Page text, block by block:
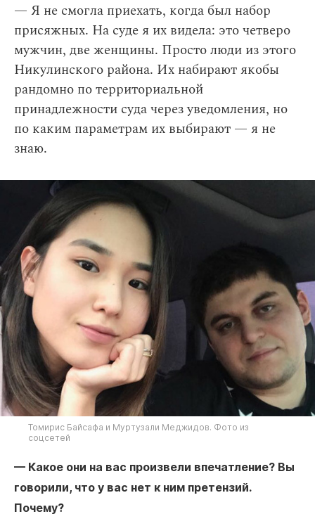
— Я не смогла приехать, когда был набор
присяжных. На суде я их видела: это четверо
мужчин, две женщины. Просто люди из этого
Никулинского района. Их набирают якобы
рандомно по территориальной
принадлежности суда через уведомления, но
по каким параметрам их выбирают — я не
знаю.
Томирис Байсафа и Муртузали Меджидов. Фото из
соцсетей
— Какое они на вас произвели впечатление? Вы
говорили, что у вас нет к ним претензий.
Почему?